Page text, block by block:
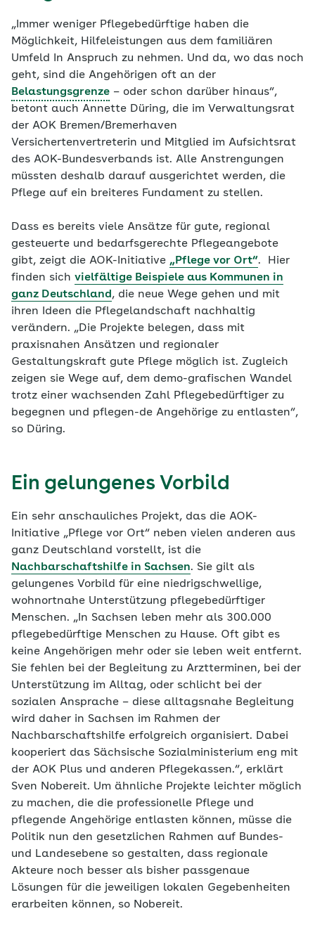
„Immer weniger Pflegebedürftige haben die
Möglichkeit, Hilfeleistungen aus dem familiären
Umfeld In Anspruch zu nehmen. Und da, wo das noch
geht, sind die Angehörigen oft an der
Belastungsgrenze – oder schon darüber hinaus“,
betont auch Annette Düring, die im Verwaltungsrat
der AOK Bremen/Bremerhaven
Versichertenvertreterin und Mitglied im Aufsichtsrat
des AOK-Bundesverbands ist. Alle Anstrengungen
müssten deshalb darauf ausgerichtet werden, die
Pflege auf ein breiteres Fundament zu stellen.
Dass es bereits viele Ansätze für gute, regional
gesteuerte und bedarfsgerechte Pflegeangebote
gibt, zeigt die AOK-Initiative „Pflege vor Ort“. Hier
finden sich vielfältige Beispiele aus Kommunen in
ganz Deutschland , die neue Wege gehen und mit
ihren Ideen die Pflegelandschaft nachhaltig
verändern. „Die Projekte belegen, dass mit
praxisnahen Ansätzen und regionaler
Gestaltungskraft gute Pflege möglich ist. Zugleich
zeigen sie Wege auf, dem demo-grafischen Wandel
trotz einer wachsenden Zahl Pflegebedürftiger zu
begegnen und pflegen-de Angehörige zu entlasten“,
so Düring.
Ein gelungenes Vorbild
Ein sehr anschauliches Projekt, das die AOK-
Initiative „Pflege vor Ort“ neben vielen anderen aus
ganz Deutschland vorstellt, ist die
Nachbarschaftshilfe in Sachsen. Sie gilt als
gelungenes Vorbild für eine niedrigschwellige,
wohnortnahe Unterstützung pflegebedürftiger
Menschen. „In Sachsen leben mehr als 300.000
pflegebedürftige Menschen zu Hause. Oft gibt es
keine Angehörigen mehr oder sie leben weit entfernt.
Sie fehlen bei der Begleitung zu Arztterminen, bei der
Unterstützung im Alltag, oder schlicht bei der
sozialen Ansprache – diese alltagsnahe Begleitung
wird daher in Sachsen im Rahmen der
Nachbarschaftshilfe erfolgreich organisiert. Dabei
kooperiert das Sächsische Sozialministerium eng mit
der AOK Plus und anderen Pflegekassen.“, erklärt
Sven Nobereit. Um ähnliche Projekte leichter möglich
zu machen, die die professionelle Pflege und
pflegende Angehörige entlasten können, müsse die
Politik nun den gesetzlichen Rahmen auf Bundes-
und Landesebene so gestalten, dass regionale
Akteure noch besser als bisher passgenaue
Lösungen für die jeweiligen lokalen Gegebenheiten
erarbeiten können, so Nobereit.